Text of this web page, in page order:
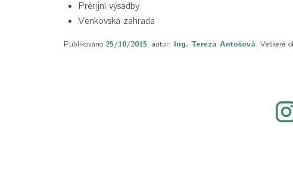
Prérijní výsadby
Venkovská zahrada
Publikováno 25/10/2015, autor: Ing. Tereza Antošová. Veškeré